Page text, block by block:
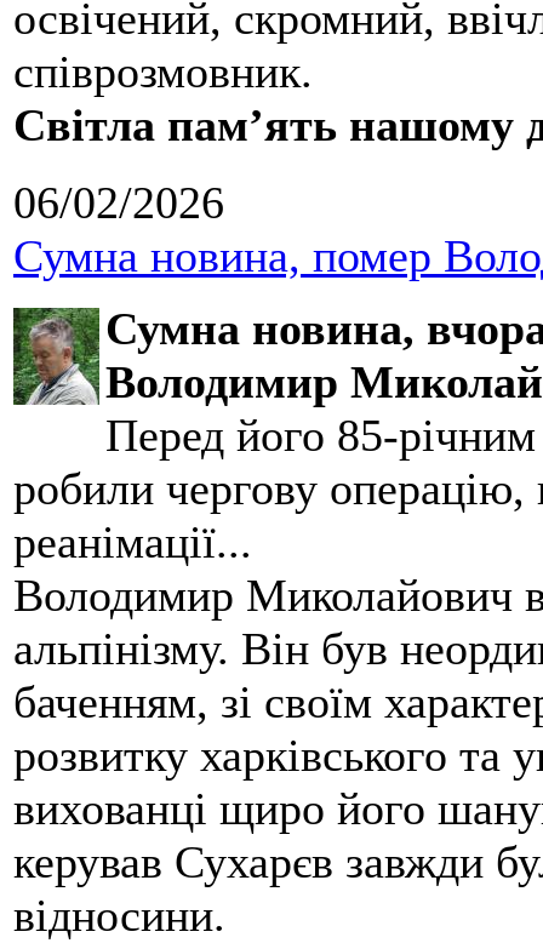
освічений, скромний,
співрозмовник.
Світла пам’ять нашому
06/02/2026
Сумна новина, помер
Сумна новина,
Володимир
Перед його 85-
робили чергову операцію,
реанімації...
Володимир Миколайович
альпінізму. Він був
баченням, зі своїм
розвитку харківського та
вихованці щиро його
керував Сухарєв завжди
відносини.